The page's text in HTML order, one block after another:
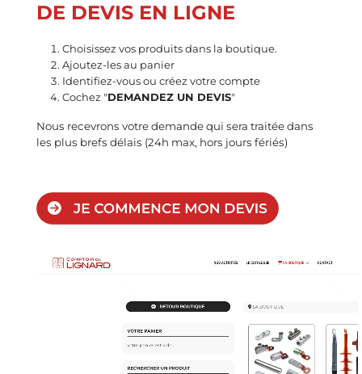
DE DEVIS EN LIGNE
Choisissez vos produits dans la boutique.
Ajoutez-les au panier
Identifiez-vous ou créez votre compte
Cochez "DEMANDEZ UN DEVIS"
Nous recevrons votre demande qui sera traitée dans
les plus brefs délais (24h max, hors jours fériés)